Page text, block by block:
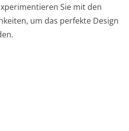
Sie mit den
um das perfekte Design